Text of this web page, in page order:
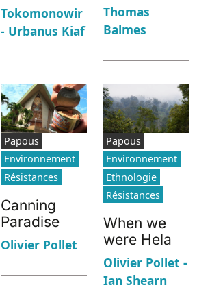
Tokomonowir
- Urbanus Kiaf
Thomas
Balmes
Papous
Environnement
Résistances
Canning
Paradise
Olivier Pollet
Papous
Environnement
Ethnologie
Résistances
When we
were Hela
Olivier Pollet -
Ian Shearn